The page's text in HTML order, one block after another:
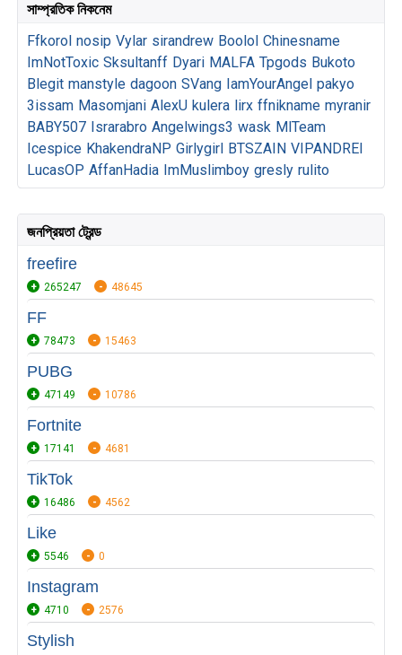
সাম্প্রতিক নিকনেম
Ffkorol nosip Vylar sirandrew Boolol Chinesname
ImNotToxic Sksultanff Dyari MALFA Tpgods Bukoto
Blegit manstyle dagoon SVang IamYourAngel pakyo
3issam Masomjani AlexU kulera lirx ffnikname myranir
BABY507 Israrabro Angelwings3 wask MlTeam
Icespice KhakendraNP Girlygirl BTSZAIN VIPANDREI
LucasOP AffanHadia ImMuslimboy gresly rulito
জনপ্রিয়তা ট্রেন্ড
freefire
265247 48645
FF
78473 15463
PUBG
47149 10786
Fortnite
17141 4681
TikTok
16486 4562
Like
5546 0
Instagram
4710 2576
Stylish